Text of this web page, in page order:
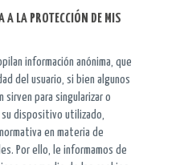
A LA PROTECCIÓN DE MIS
información anónima, que
del usuario, si bien algunos
sirven para singularizar o
su dispositivo utilizado,
en materia de
Por ello, le informamos de